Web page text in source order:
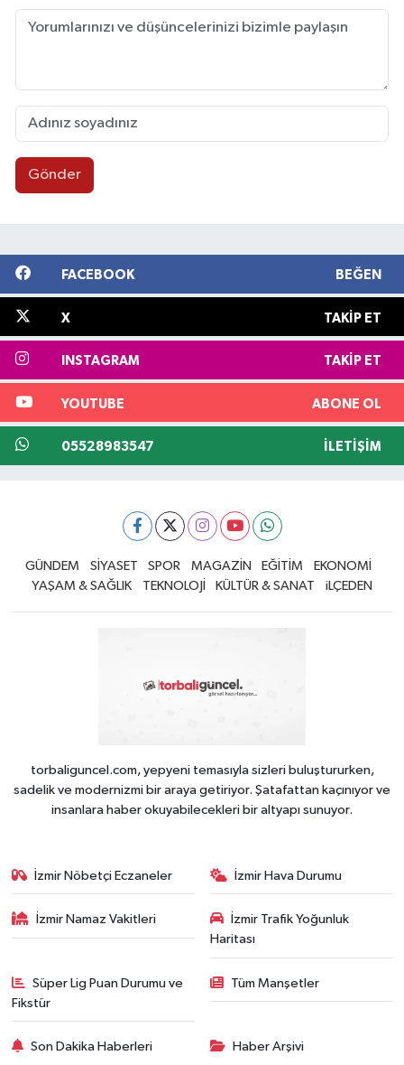
Gönder
FACEBOOK BEĞEN
X TAKIP ET
INSTAGRAM TAKIP ET
YOUTUBE ABONE OL
05528983547 İLETIŞIM
GÜNDEM SİYASET SPOR MAGAZİN EĞİTİM
EKONOMİ
YAŞAM & SAĞLIK
TEKNOLOJİ KÜLTÜR & SANAT iLÇEDEN
torbaliguncel.com, yepyeni temasıyla sizleri buluştururken,
sadelik ve modernizmi bir araya getiriyor. Şatafattan kaçınıyor ve
insanlara haber okuyabilecekleri bir altyapı sunuyor.
İzmir Nöbetçi Eczaneler İzmir Hava Durumu
İzmir Namaz Vakitleri
İzmir Trafik Yoğunluk
Haritası
Süper Lig Puan Durumu ve
Fikstür
Tüm Manşetler
Son Dakika Haberleri Haber Arşivi